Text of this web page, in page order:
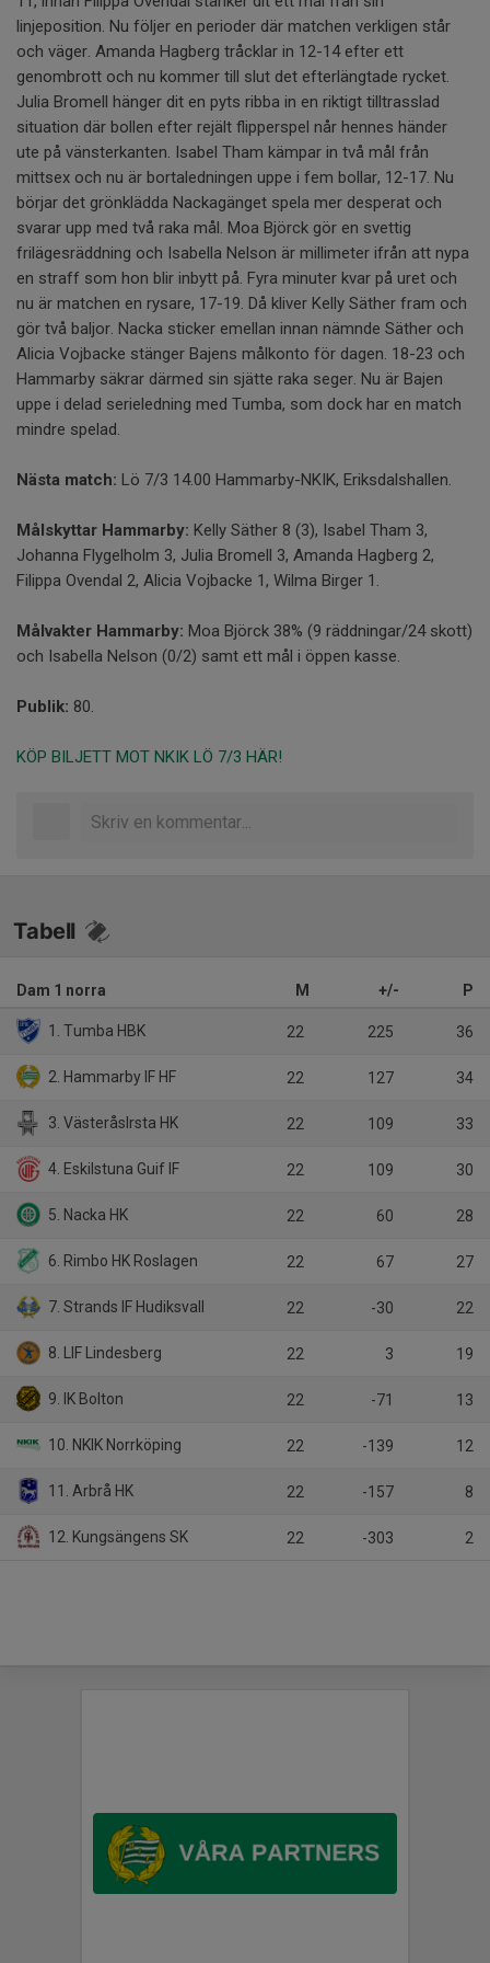
linjeposition. Nu följer en perioder där matchen verkligen står
och väger. Amanda Hagberg tråcklar in 12-14 efter ett
genombrott och nu kommer till slut det efterlängtade rycket.
Julia Bromell hänger dit en pyts ribba in en riktigt tilltrasslad
situation där bollen efter rejält flipperspel når hennes händer
ute på vänsterkanten. Isabel Tham kämpar in två mål från
mittsex och nu är bortaledningen uppe i fem bollar, 12-17. Nu
börjar det grönklädda Nackagänget spela mer desperat och
svarar upp med två raka mål. Moa Björck gör en svettig
frilägesräddning och Isabella Nelson är millimeter ifrån att nypa
en straff som hon blir inbytt på. Fyra minuter kvar på uret och
nu är matchen en rysare, 17-19. Då kliver Kelly Säther fram och
gör två baljor. Nacka sticker emellan innan nämnde Säther och
Alicia Vojbacke stänger Bajens målkonto för dagen. 18-23 och
Hammarby säkrar därmed sin sjätte raka seger. Nu är Bajen
uppe i delad serieledning med Tumba, som dock har en match
mindre spelad.
Nästa match: Lö 7/3 14.00 Hammarby-NKIK, Eriksdalshallen.
Målskyttar Hammarby: Kelly Säther 8 (3), Isabel Tham 3,
Johanna Flygelholm 3, Julia Bromell 3, Amanda Hagberg 2,
Filippa Ovendal 2, Alicia Vojbacke 1, Wilma Birger 1.
Målvakter Hammarby: Moa Björck 38% (9 räddningar/24 skott)
och Isabella Nelson (0/2) samt ett mål i öppen kasse.
Publik: 80.
KÖP BILJETT MOT NKIK LÖ 7/3 HÄR!
Tabell
Dam 1 norra M +/- P
1. Tumba HBK 22 225 36
2. Hammarby IF HF 22 127 34
3. VästeråsIrsta HK 22 109 33
4. Eskilstuna Guif IF 22 109 30
5. Nacka HK 22 60 28
6. Rimbo HK Roslagen 22 67 27
7. Strands IF Hudiksvall 22 -30 22
8. LIF Lindesberg 22 3 19
9. IK Bolton 22 -71 13
10. NKIK Norrköping 22 -139 12
11. Arbrå HK 22 -157 8
12. Kungsängens SK 22 -303 2